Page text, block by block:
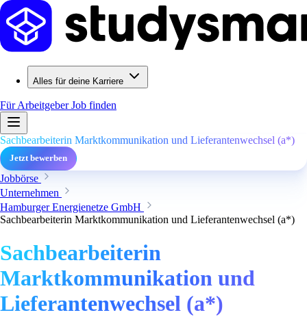
Alles für deine Karriere
Für ArbeitgeberJob finden
Sachbearbeiterin Marktkommunikation und Lieferantenwechsel (a*)
Jetzt bewerben
Jobbörse
Unternehmen
Hamburger Energienetze GmbH
Sachbearbeiterin Marktkommunikation und Lieferantenwechsel (a*)
Sachbearbeiterin
Marktkommunikation und
Lieferantenwechsel (a*)